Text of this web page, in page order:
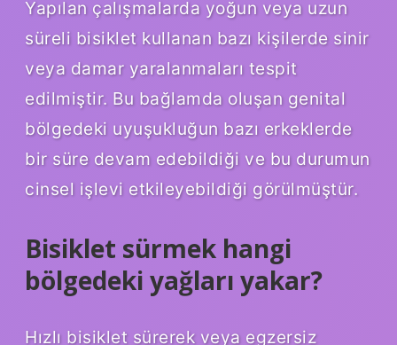
Yapılan çalışmalarda yoğun veya uzun
süreli bisiklet kullanan bazı kişilerde sinir
veya damar yaralanmaları tespit
edilmiştir. Bu bağlamda oluşan genital
bölgedeki uyuşukluğun bazı erkeklerde
bir süre devam edebildiği ve bu durumun
cinsel işlevi etkileyebildiği görülmüştür.
Bisiklet sürmek hangi
bölgedeki yağları yakar?
Hızlı bisiklet sürerek veya egzersiz